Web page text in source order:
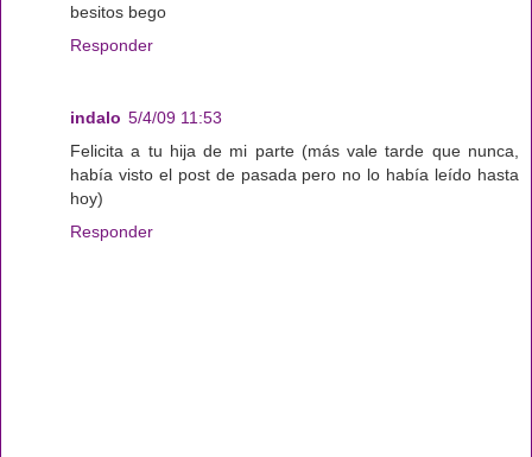
besitos bego
Responder
indalo 5/4/09 11:53
Felicita a tu hija de mi parte (más vale tarde que nunca,
había visto el post de pasada pero no lo había leído hasta
hoy)
Responder